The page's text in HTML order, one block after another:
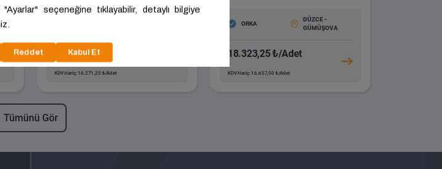
17.898,38 ₺/Adet
KDV Hariç: 16.271,25 ₺/Adet
ORKA
DÜZCE -
GÜMÜŞOVA
18.323,25 ₺/Adet
KDV Hariç: 16.657,50 ₺/Adet
Tümünü Gör